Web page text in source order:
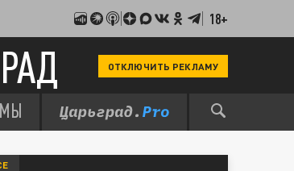
18+
ОТКЛЮЧИТЬ РЕКЛАМУ